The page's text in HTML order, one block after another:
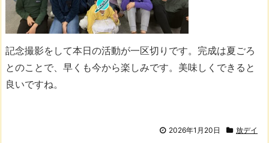
記念撮影をして本日の活動が一区切りです。完成は夏ごろ
とのことで、早くも今から楽しみです。美味しくできると
良いですね。
2026年1月20日 放デイ